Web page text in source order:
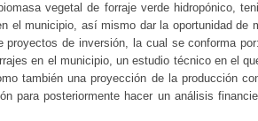
vegetal de forraje verde hidropónico,
el municipio, así mismo dar la oportunidad de
proyectos de inversión, la cual se conforma
en el municipio, un estudio técnico en el
también una proyección de la producción
para posteriormente hacer un análisis